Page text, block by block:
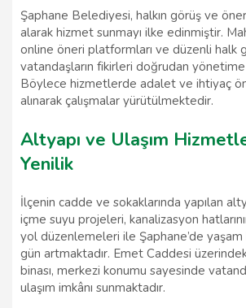
Şaphane Belediyesi, halkın görüş ve
alarak hizmet sunmayı ilke edinmiştir.
online öneri platformları ve düzenli halk
vatandaşların fikirleri doğrudan yönetime
Böylece hizmetlerde adalet ve ihtiyaç
alınarak çalışmalar yürütülmektedir.
Altyapı ve Ulaşım
Yenilik
İlçenin cadde ve sokaklarında yapılan
içme suyu projeleri, kanalizasyon
yol düzenlemeleri ile Şaphane’de
gün artmaktadır. Emet Caddesi
binası, merkezi konumu sayesinde
ulaşım imkânı sunmaktadır.